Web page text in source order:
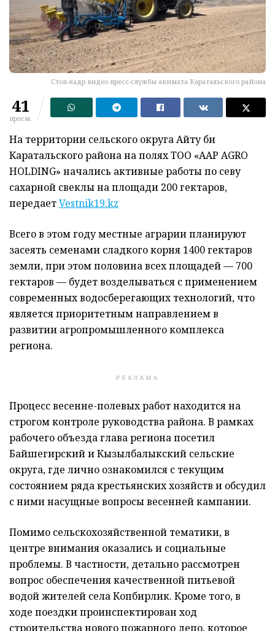
Стоп-кадр видео пресс-службы акимата Каратальского района
41
просм.
На территории сельского округа Айту би
Каратальского района на полях ТОО «АҚҚАР AGRO
HOLDING» начались активные работы по севу
сахарной свеклы на площади 200 гектаров,
передаетVestnik19.kz
Всего в этом году местные аграрии планируют
засеять семенами сладкого корня 1400 гектаров
земли, при этом половина всех площадей — 700
гектаров — будет возделываться с применением
современных водосберегающих технологий, что
является приоритетным направлением в
развитии агропромышленного комплекса
региона.
РЕКЛАМА
Процесс весенне-полевых работ находится на
строгом контроле руководства района. В рамках
рабочего объезда глава региона посетил
Байшегирский и Кызылбалыкский сельские
округа, где лично ознакомился с текущим
состоянием ряда крестьянских хозяйств и обсудил
с ними насущные вопросы весенней кампании.
Помимо сельскохозяйственной тематики, в
центре внимания оказались и социальные
проблемы. В частности, детально рассмотрен
вопрос обеспечения качественной питьевой
водой жителей села Копбирлик. Кроме того, в
ходе поездки проинспектирован ход
строительства нового пожарного депо, которое